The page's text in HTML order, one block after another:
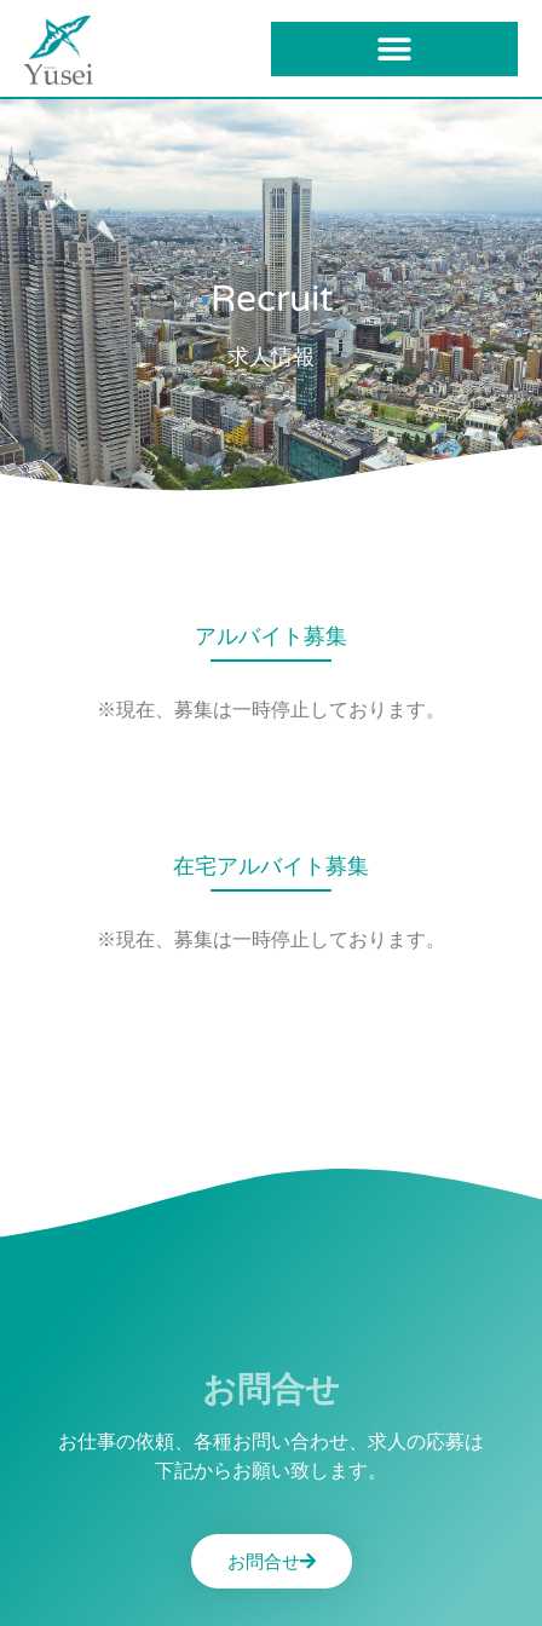
Recruit
求人情報
アルバイト募集
※現在、募集は一時停止しております。
在宅アルバイト募集
※現在、募集は一時停止しております。
お問合せ
お仕事の依頼、各種お問い合わせ、求人の応募は
下記からお願い致します。
お問合せ